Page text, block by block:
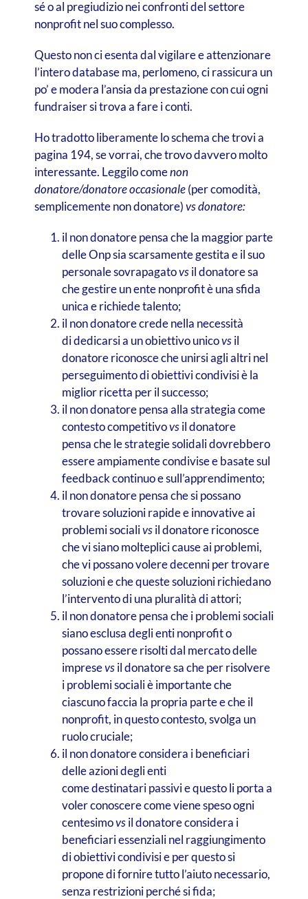
sé o al pregiudizio nei confronti del settore
nonprofit nel suo complesso.
Questo non ci esenta dal vigilare e attenzionare
l’intero database ma, perlomeno, ci rassicura un
po’ e modera l’ansia da prestazione con cui ogni
fundraiser si trova a fare i conti.
Ho tradotto liberamente lo schema che trovi a
pagina 194, se vorrai, che trovo davvero molto
interessante. Leggilo comenon
donatore/donatore occasionale(per comodità,
semplicemente non donatore)vs donatore:
il non donatore pensa che la maggior parte
delle Onp sia scarsamente gestita e il suo
personale sovrapagatovsil donatore sa
che gestire un ente nonprofit è una sfida
unica e richiede talento;
il non donatore crede nella necessità
di dedicarsi a un obiettivo unicovsil
donatore riconosce che unirsi agli altri nel
perseguimento di obiettivi condivisi è la
miglior ricetta per il successo;
il non donatore pensa alla strategia come
contesto competitivovsil donatore
pensa che le strategie solidali dovrebbero
essere ampiamente condivise e basate sul
feedback continuo e sull’apprendimento;
il non donatore pensa che si possano
trovare soluzioni rapide e innovative ai
problemi socialivsil donatore riconosce
che vi siano molteplici cause ai problemi,
che vi possano volere decenni per trovare
soluzioni e che queste soluzioni richiedano
l’intervento di una pluralità di attori;
il non donatore pensa che i problemi sociali
siano esclusa degli enti nonprofit o
possano essere risolti dal mercato delle
impresevsil donatore sa che per risolvere
i problemi sociali è importante che
ciascuno faccia la propria parte e che il
nonprofit, in questo contesto, svolga un
ruolo cruciale;
il non donatore considera i beneficiari
delle azioni degli enti
come destinatari passivi e questo li porta a
voler conoscere come viene speso ogni
centesimovsil donatore considera i
beneficiari essenziali nel raggiungimento
di obiettivi condivisi e per questo si
propone di fornire tutto l’aiuto necessario,
senza restrizioni perché si fida;